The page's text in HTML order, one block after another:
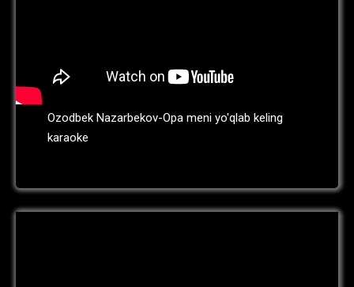
Ozodbek Nazarbekov-Opa meni yo'qlab keling
karaoke